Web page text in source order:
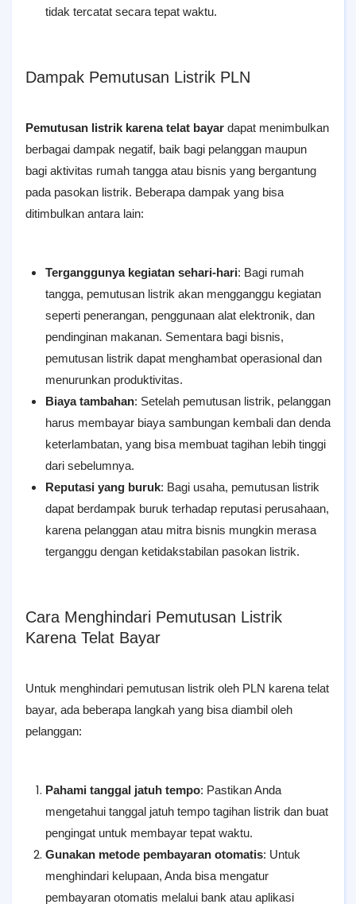
tidak tercatat secara tepat waktu.
Dampak Pemutusan Listrik PLN
Pemutusan listrik karena telat bayar dapat menimbulkan
berbagai dampak negatif, baik bagi pelanggan maupun
bagi aktivitas rumah tangga atau bisnis yang bergantung
pada pasokan listrik. Beberapa dampak yang bisa
ditimbulkan antara lain:
Terganggunya kegiatan sehari-hari: Bagi rumah
tangga, pemutusan listrik akan mengganggu kegiatan
seperti penerangan, penggunaan alat elektronik, dan
pendinginan makanan. Sementara bagi bisnis,
pemutusan listrik dapat menghambat operasional dan
menurunkan produktivitas.
Biaya tambahan: Setelah pemutusan listrik, pelanggan
harus membayar biaya sambungan kembali dan denda
keterlambatan, yang bisa membuat tagihan lebih tinggi
dari sebelumnya.
Reputasi yang buruk: Bagi usaha, pemutusan listrik
dapat berdampak buruk terhadap reputasi perusahaan,
karena pelanggan atau mitra bisnis mungkin merasa
terganggu dengan ketidakstabilan pasokan listrik.
Cara Menghindari Pemutusan Listrik
Karena Telat Bayar
Untuk menghindari pemutusan listrik oleh PLN karena telat
bayar, ada beberapa langkah yang bisa diambil oleh
pelanggan:
Pahami tanggal jatuh tempo: Pastikan Anda
mengetahui tanggal jatuh tempo tagihan listrik dan buat
pengingat untuk membayar tepat waktu.
Gunakan metode pembayaran otomatis: Untuk
menghindari kelupaan, Anda bisa mengatur
pembayaran otomatis melalui bank atau aplikasi